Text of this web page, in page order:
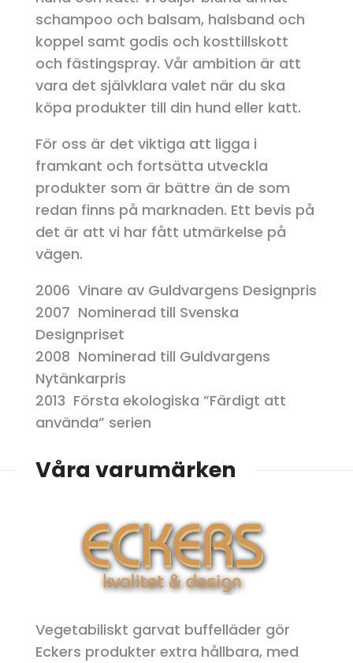
schampoo och balsam, halsband och
koppel samt godis och kosttillskott
och fästingspray. Vår ambition är att
vara det självklara valet när du ska
köpa produkter till din hund eller katt.
För oss är det viktiga att ligga i
framkant och fortsätta utveckla
produkter som är bättre än de som
redan finns på marknaden. Ett bevis på
det är att vi har fått utmärkelse på
vägen.
2006 Vinare av Guldvargens Designpris
2007 Nominerad till Svenska
Designpriset
2008 Nominerad till Guldvargens
Nytänkarpris
2013 Första ekologiska ”Färdigt att
använda” serien
Våra varumärken
Vegetabiliskt garvat buffelläder gör
Eckers produkter extra hållbara, med